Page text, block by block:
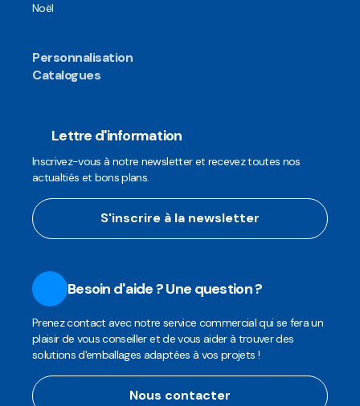
Noël
Personnalisation
Catalogues
Lettre d'information
Inscrivez-vous à notre newsletter et recevez toutes nos
actualtiés et bons plans.
S'inscrire à la newsletter
Besoin d'aide ? Une question ?
Prenez contact avec notre service commercial qui se fera un
plaisir de vous conseiller et de vous aider à trouver des
solutions d'emballages adaptées à vos projets !
Nous contacter